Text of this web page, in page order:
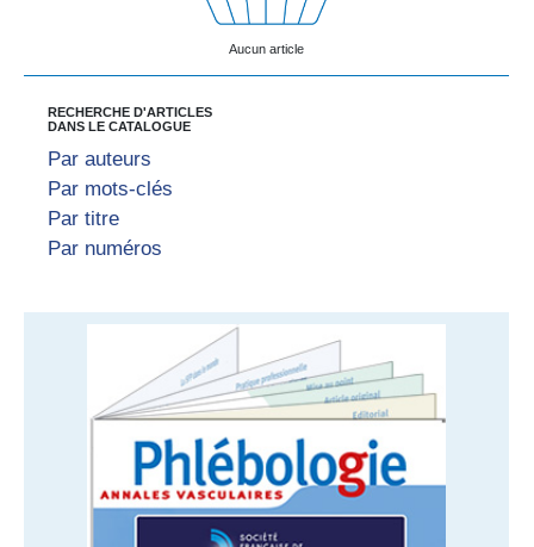
Aucun article
RECHERCHE D'ARTICLES
DANS LE CATALOGUE
Par auteurs
Par mots-clés
Par titre
Par numéros